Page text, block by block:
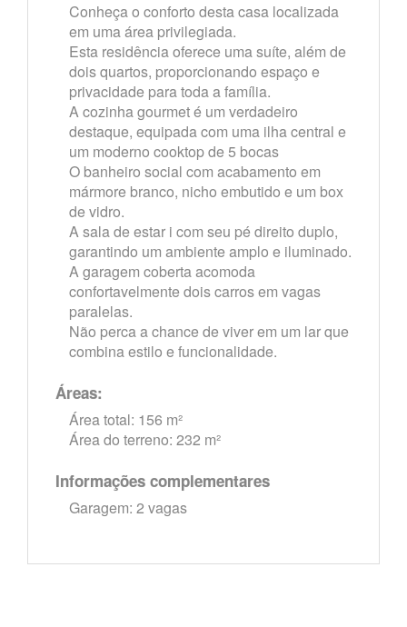
Conheça o conforto desta casa localizada
em uma área privilegiada.
Esta residência oferece uma suíte, além de
dois quartos, proporcionando espaço e
privacidade para toda a família.
A cozinha gourmet é um verdadeiro
destaque, equipada com uma ilha central e
um moderno cooktop de 5 bocas
O banheiro social com acabamento em
mármore branco, nicho embutido e um box
de vidro.
A sala de estar i com seu pé direito duplo,
garantindo um ambiente amplo e iluminado.
A garagem coberta acomoda
confortavelmente dois carros em vagas
paralelas.
Não perca a chance de viver em um lar que
combina estilo e funcionalidade.
Áreas:
Área total: 156 m²
Área do terreno: 232 m²
Informações complementares
Garagem: 2 vagas